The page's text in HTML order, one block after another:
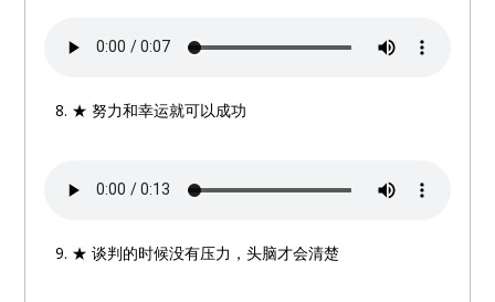
★ 努力和幸运就可以成功
★ 谈判的时候没有压力，头脑才会清楚